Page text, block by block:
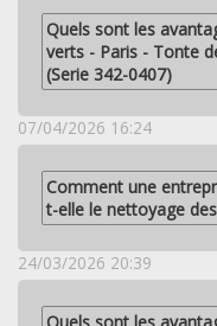
Quels sont les
verts - Paris - Tonte
(Serie 342-0407)
07/04/2026 16:24
Comment une
t-elle le nettoyage
24/03/2026 20:39